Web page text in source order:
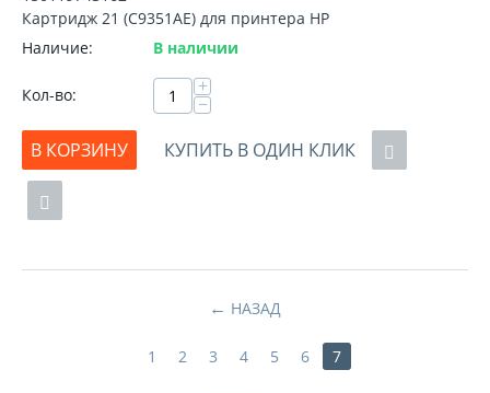
Картридж 21 (C9351AE) для принтера HP
Наличие:
В наличии
Кол-во: +
−
В КОРЗИНУ
КУПИТЬ В ОДИН КЛИК
НАЗАД
1 2 3 4 5 6 7